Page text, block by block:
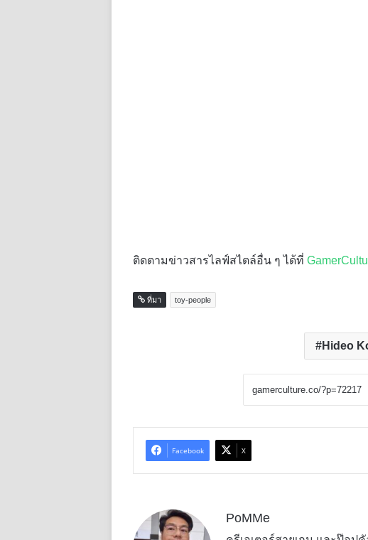
ติดตามข่าวสารไลฟ์สไตล์อื่น ๆ ได้ที่
ที่มา toy-people
Hideo
Facebook X
PoMMe